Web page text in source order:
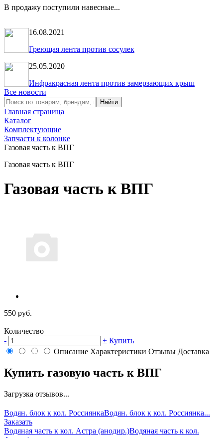
В продажу поступили навесные...
16.08.2021
Греющая лента против сосулек
25.05.2020
Инфракрасная лента против замерзающих крыш
Все новости
Главная страница
Каталог
Комплектующие
Запчасти к колонке
Газовая часть к ВПГ
Газовая часть к ВПГ
Газовая часть к ВПГ
550 руб.
Количество
-
+ Купить
Описание Характеристики Отзывы Доставка
Купить газовую часть к ВПГ
Загрузка отзывов...
Водян. блок к кол. РоссиянкаВодян. блок к кол. Россиянка...
Заказать
Водяная часть к кол. Астра (анодир.)Водяная часть к кол.